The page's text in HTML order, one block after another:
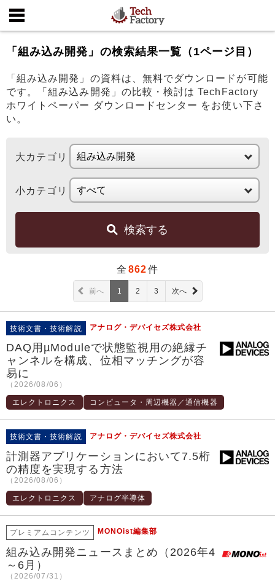
「組み込み開発」の検索結果一覧（1ページ目）
「組み込み開発」の資料は、無料でダウンロードが可能
です。「組み込み開発」の比較・検討は TechFactory
ホワイトペーパー ダウンロードセンター をお使い下さ
い。
大カテゴリ
小カテゴリ
検索する
全 862件
前へ 1 2 3 次へ
技術文書・技術解説 アナログ・デバイセズ株式会社
DAQ用µModuleで状態監視用の絶縁チ
ャンネルを構成、位相マッチングが容
易に
（2026/08/06）
エレクトロニクス コンピュータ・周辺機器／通信機器
技術文書・技術解説 アナログ・デバイセズ株式会社
計測器アプリケーションにおいて7.5桁
の精度を実現する方法
（2026/08/06）
エレクトロニクス アナログ半導体
プレミアムコンテンツ MONOist編集部
組み込み開発ニュースまとめ（2026年4
～6月）
（2026/07/31）